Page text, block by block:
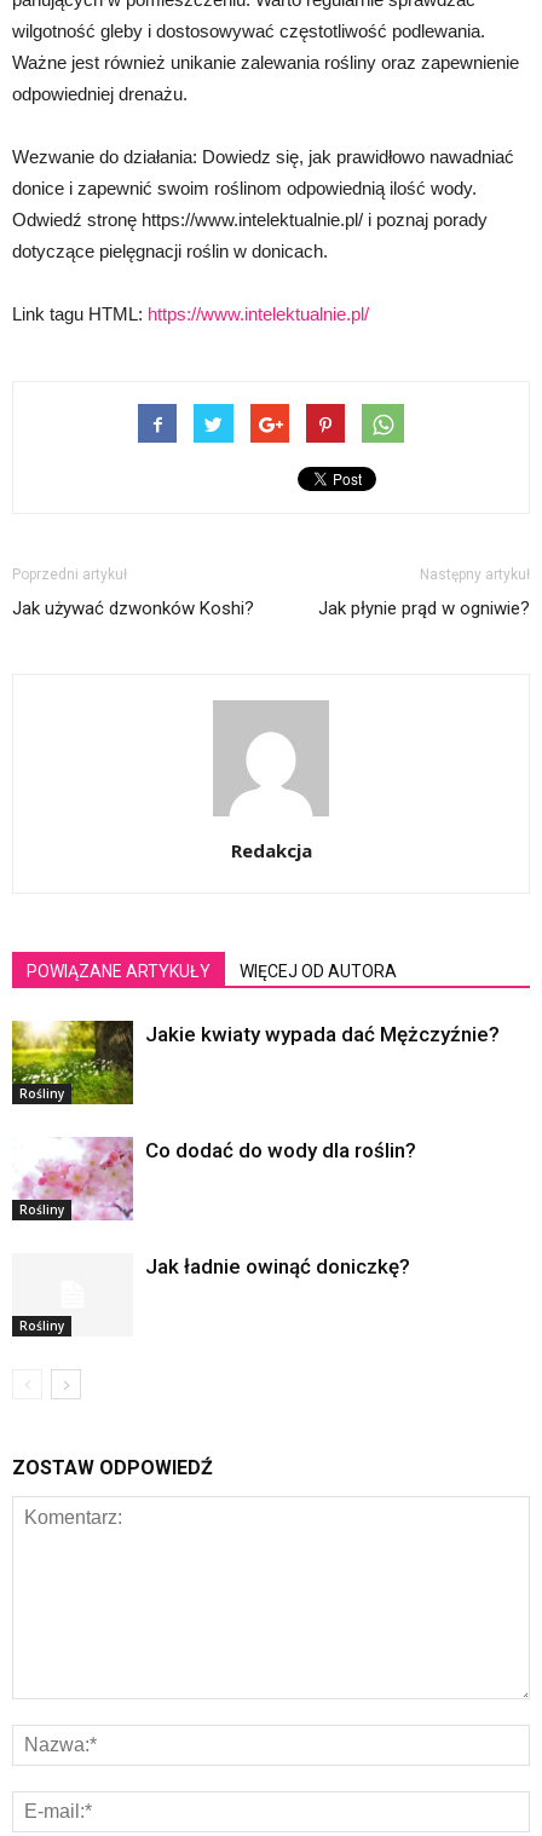
wilgotność gleby i dostosowywać częstotliwość podlewania.
Ważne jest również unikanie zalewania rośliny oraz zapewnienie
odpowiedniej drenażu.
Wezwanie do działania: Dowiedz się, jak prawidłowo nawadniać
donice i zapewnić swoim roślinom odpowiednią ilość wody.
Odwiedź stronę https://www.intelektualnie.pl/ i poznaj porady
dotyczące pielęgnacji roślin w donicach.
Link tagu HTML: https://www.intelektualnie.pl/
Poprzedni artykuł
Jak używać dzwonków Koshi?
Następny artykuł
Jak płynie prąd w ogniwie?
Redakcja
POWIĄZANE ARTYKUŁY WIĘCEJ OD AUTORA
Rośliny
Jakie kwiaty wypada dać Mężczyźnie?
Rośliny
Co dodać do wody dla roślin?
Rośliny
Jak ładnie owinąć doniczkę?
ZOSTAW ODPOWIEDŹ